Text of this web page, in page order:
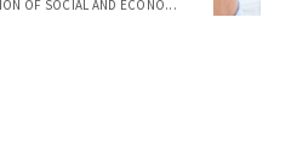
OF SOCIAL AND ECONO...